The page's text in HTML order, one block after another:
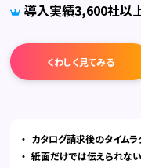
導入実績3,600社以
くわしく見てみる
カタログ請求後のタイム
紙面だけでは伝えられな